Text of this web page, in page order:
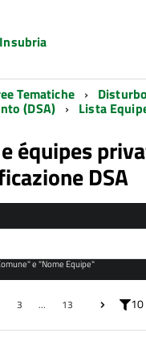
Tematiche
(DSA) Lista
équipes
DSA
e "Nome Equipe"
3 ... 13 10